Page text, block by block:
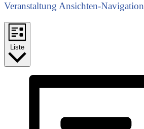
Veranstaltung Ansichten-Navigation
Liste